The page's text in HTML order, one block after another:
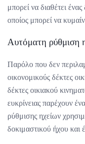
μπορεί να διαθέτει
οποίος μπορεί να
Αυτόματη ρύθμιση
Παρόλο που δεν
οικονομικούς δέκτες
δέκτες οικιακού
ευκρίνειας παρέχουν
ρύθμισης ηχείων
δοκιμαστικού ήχου και